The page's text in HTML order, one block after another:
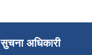
सुचना अधिकारी